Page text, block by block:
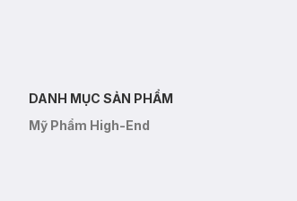
DANH MỤC SẢN PHẨM
Mỹ Phẩm High-End